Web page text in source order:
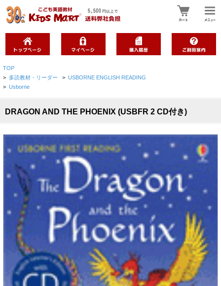
TOP
> 多読教材・リーダー > USBORNE ENGLISH READING
> Usborne
DRAGON AND THE PHOENIX (USBFR 2 CD付き)